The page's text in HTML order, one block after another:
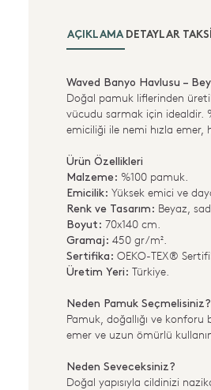
AÇIKLAMA DETAYLAR
Waved Banyo Havlusu –
Doğal pamuk liflerinden
vücudu sarmak için idealdir.
emiciliği ile nemi hızla emer,
Ürün Özellikleri
Malzeme: %100 pamuk.
Emicilik: Yüksek emici ve
Renk ve Tasarım: Beyaz,
Boyut: 70x140 cm.
Gramaj: 450 gr/m².
Sertifika: OEKO-TEX®
Üretim Yeri: Türkiye.
Neden Pamuk Seçmelisiniz?
Pamuk, doğallığı ve konforu
emer ve uzun ömürlü
Neden Seveceksiniz?
Doğal yapısıyla cildinizi